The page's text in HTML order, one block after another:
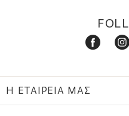
Η ΕΤΑΙΡΕΙΑ ΜΑΣ